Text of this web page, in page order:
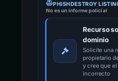
PHISHDESTROY
No es un informe policial
Recurso
dominio
Solicite una
propietario
y cree que
incorrecto